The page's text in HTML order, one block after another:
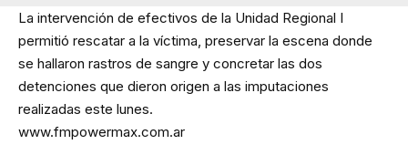
La intervención de efectivos de la Unidad Regional I
permitió rescatar a la víctima, preservar la escena donde
se hallaron rastros de sangre y concretar las dos
detenciones que dieron origen a las imputaciones
realizadas este lunes.
www.fmpowermax.com.ar